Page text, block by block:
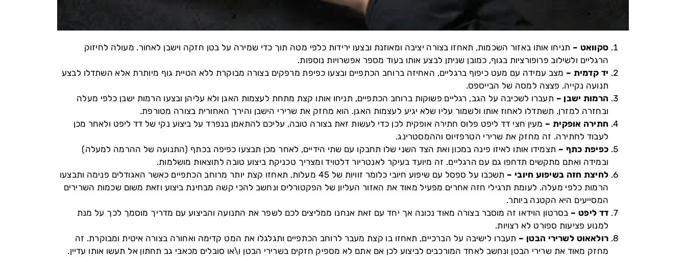
סקוואט – תניחו אותו באזור השכמות, תאחזו בצורה יציבה ומאוזנת ובצעו ירידות כלפי מטה תוך כדי שמירה על בטן חזקה וישבן לאחור. מעולה לחיזוק
הרגליים ולשילוב פרופורציות בגוף, כמובן שניתן לבצע אותו בעוד מספר אפשרויות נוספות.
יד קדמית – מצב עמידה עם מעט כיפוף ברגליים, האחיזה ברוחב הכתפיים ובצעו כפיפת מרפקים בצורה מבוקרת ללא הטיית גוף מיותרת אלא השתדלו לבצע
תנועה נקייה. פצצה למסה של הבייספס.
הרמות ישבן – תעברו לשכיבה על הגב, רגליים פשוקות ברוחב הכתפיים, תניחו אותו קצת מתחת לעצמות האגן ולא עליהן ובצעו הרמות ישבן כלפי מעלה
ובחזרה למזרן. תשתדלו לאחוז אותו ולשמור עליו שלא יגיע לעצמות האגן. הוא מחזק את שרירי הישבן והירך האחורית בצורה מטורפת.
חתירה אופקית – מעין חצי דד ליפט פלוס חתירה אופקית לכן כדי לעשות זאת בצורה טובה, עליכם להתאמן בנפרד על ביצוע נקי של דד ליפט ולאחר מכן
לעבוד לחתירה. זה מחזק את שרירי הטרפזיוס וההמסטרינג.
כפיפת כתף – תצמידו אותו לאיזו פינה במכון ואת הצד השני שלו תחבקו עם שתי הידיים, לאחר מכן תבצעו כפיפה בכתף (התנועה של ההרמה למעלה)
ובמידה ואתם מתקשים תדחפו גם עם הרגליים. זה מיועד בעיקר לאנטריור דלטויד ומצריך טכניקת ביצוע טובה לתוצאות מושלמות.
לחיצת חזה בשיפוע חיובי –
תשכבו על ספסל עם שיפוע חיובי כלומר זוויות של 45 מעלות, תאחזו קצת יותר מרוחב הכתפיים כאשר האגודלים פנימה ותבצעו
הרמות כלפי מעלה. לעומת תרגילי חזה אחרים מפעיל מאוד את האזור העליון של הפקטורליס ונחשב להכי קשה מבחינת ביצוע וזאת משום שכמות השרירים
המסייעים היא הקטנה ביותר.
דד ליפט – בסרטון הוידאו זה מוסבר בצורה מאוד נכונה אך יחד עם זאת אנחנו ממליצים לכם לשפר את התנועה והביצוע עם מדריך מוסמך לכך על מנת
למנוע פציעות ספורט לא רצויות.
רולאאוט לשרירי הבטן – תעברו לישיבה על הברכיים, תאחזו בו קצת מעבר לרוחב הכתפיים ותגלגלו את המט קדימה ואחורה בצורה איטית ומבוקרת. זה
מחזק מאוד את שרירי הבטן ונחשב לאחד המורכבים לביצוע לכן אם אתם לא מספיק חזקים בשרירי הבטן ו\או סובלים מכאבי גב תחתון אל תעשו אותו עדיין.